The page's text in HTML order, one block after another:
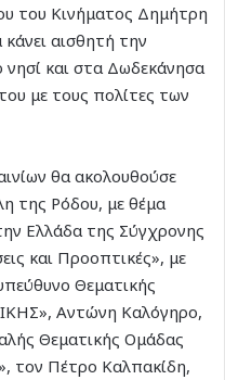
του Κινήματος Δημήτρη
αισθητή την
και στα Δωδεκάνησα
με τους πολίτες των
θα ακολουθούσε
της Ρόδου, με θέμα
Ελλάδα της Σύγχρονης
και Προοπτικές», με
Θεματικής
Αντώνη Καλόγηρο,
Θεματικής Ομάδας
τον Πέτρο Καλπακίδη,